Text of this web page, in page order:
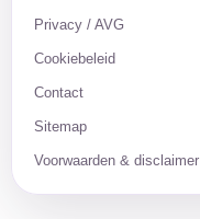
Privacy / AVG
Cookiebeleid
Contact
Sitemap
Voorwaarden & disclaimer